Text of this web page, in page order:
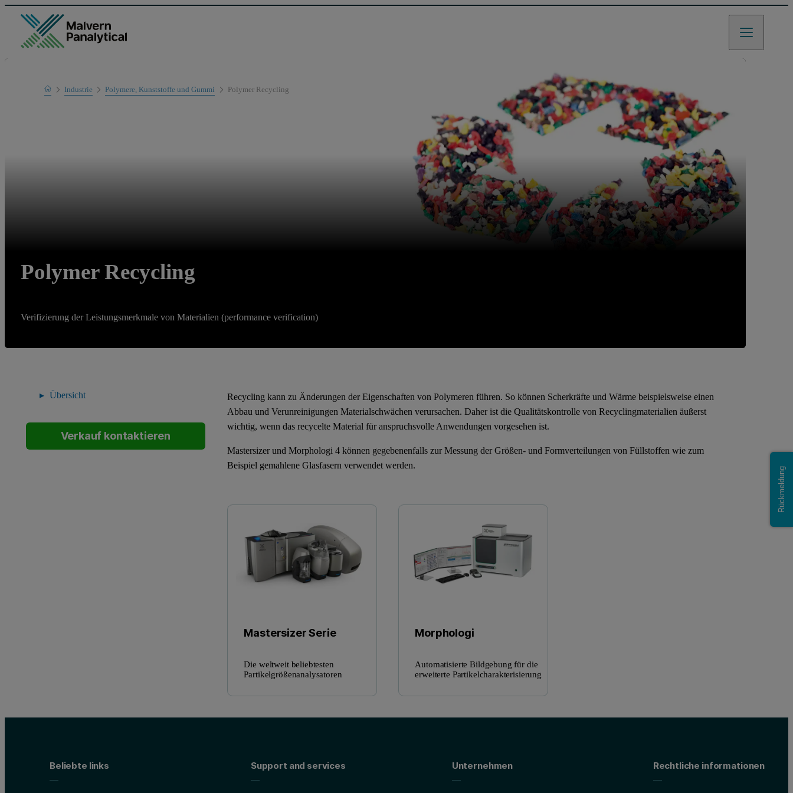
HomeIndustrie Polymere, Kunststoffe und Gummi Polymer Recycling
Polymer Recycling
Verifizierung der Leistungsmerkmale von Materialien (performance verification)
Übersicht
Verkauf kontaktieren
Recycling kann zu Änderungen der Eigenschaften von Polymeren führen. So können Scherkräfte und Wärme beispielsweise einen
Abbau und Verunreinigungen Materialschwächen verursachen. Daher ist die Qualitätskontrolle von Recyclingmaterialien äußerst
wichtig, wenn das recycelte Material für anspruchsvolle Anwendungen vorgesehen ist.
Mastersizer und Morphologi 4 können gegebenenfalls zur Messung der Größen- und Formverteilungen von Füllstoffen wie zum
Beispiel gemahlene Glasfasern verwendet werden.
Mastersizer Serie
Die weltweit beliebtesten
Partikelgrößenanalysatoren
Mastersizer Serie
Morphologi
Automatisierte Bildgebung für die
erweiterte Partikelcharakterisierung
Beliebte links Support and services Unternehmen Rechtliche informationen
Rückmeldung